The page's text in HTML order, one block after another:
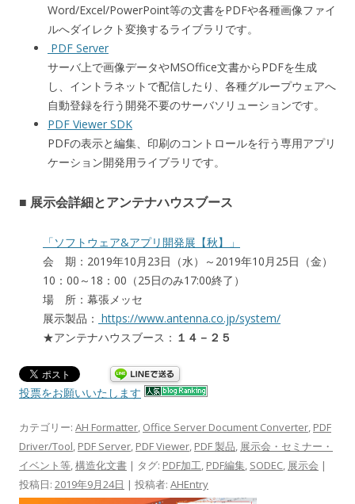
Word/Excel/PowerPoint等の文書をPDFや各種画像ファイ
ルへダイレクト変換するライブラリです。
PDF Server
サーバ上で画像データやMSOffice文書からPDFを生成
し、イントラネットで配信したり、各種グループウェアへ
自動登録を行う開発不要のサーバソリューションです。
PDF Viewer SDK
PDFの表示と編集、印刷のコントロールを行う専用アプリ
ケーション開発用ライブラリです。
■ 展示会詳細とアンテナハウスブース
「ソフトウェア&アプリ開発展【秋】」
会 期：2019年10月23日（水）～2019年10月25日（金）
10：00～18：00（25日のみ17:00終了）
場 所：幕張メッセ
展示製品： https://www.antenna.co.jp/system/
★アンテナハウスブース： １４－２５
投票をお願いいたします
カテゴリー: AH Formatter, Office Server Document Converter, PDF
Driver/Tool, PDF Server, PDF Viewer, PDF 製品, 展示会・セミナー・
イベント等,構造化文書 | タグ: PDF加工, PDF編集, SODEC, 展示会 |
投稿日: 2019年9月24日 | 投稿者: AHEntry